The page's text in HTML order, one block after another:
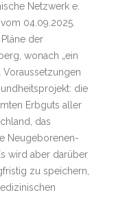
Netzwerk e.
04.09.2025.
der
wonach „ein
die
Erbguts aller
das
Neugeborenen-
wird aber darüber
zu speichern,